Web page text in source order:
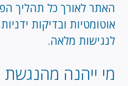
האתר לאורך כל תהליך
אוטומטיות ובדיקות
לנגישות מלאה.
מי ייהנה